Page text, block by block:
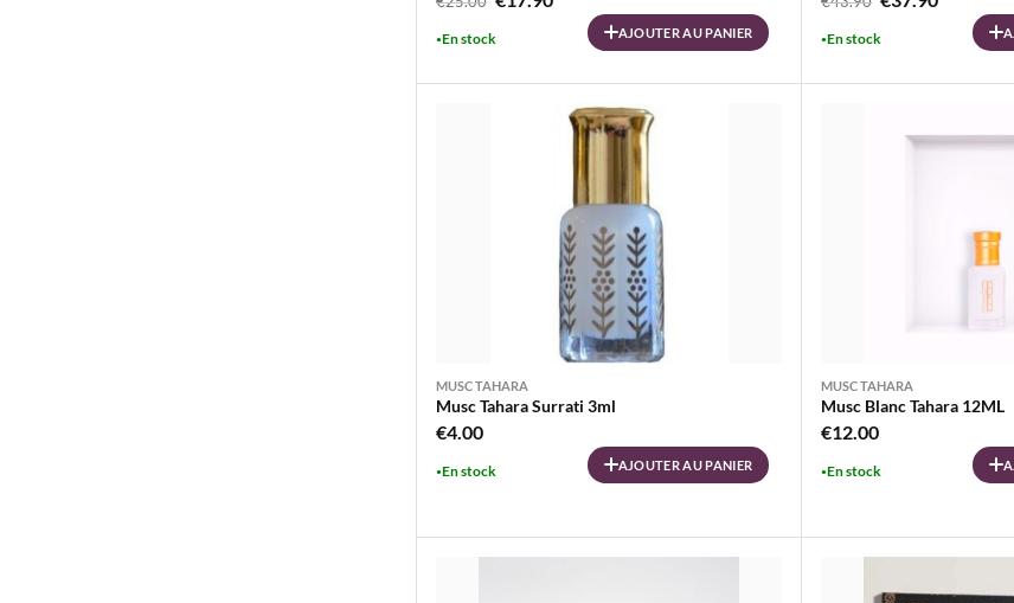
était :
actuel
est :
€17.90.
En stock AJOUTER AU PANIER
était :
actuel
est :
En stock
MUSC TAHARA
Musc Tahara Surrati 3ml
€4.00
En stock AJOUTER AU PANIER
MUSC TAHARA
Musc Blanc Tahara 12ML
€12.00
En stock